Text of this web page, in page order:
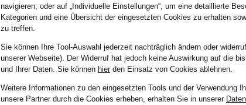
navigieren; oder auf „Individuelle Einstellungen“, um eine detaillierte
Kategorien und eine Übersicht der eingesetzten Cookies zu erhalten
zu treffen.
Sie können Ihre Tool-Auswahl jederzeit nachträglich ändern oder
unserer Webseite). Der Widerruf hat jedoch keine Auswirkung auf die
und Ihrer Daten. Sie können hierden Einsatz von Cookies ablehnen.
Weitere Informationen zu den eingesetzten Tools und der Verwendung
unsere Partner durch die Cookies erheben, erhalten Sie in unserer